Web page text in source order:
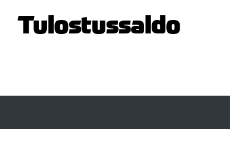
Tulostussaldo